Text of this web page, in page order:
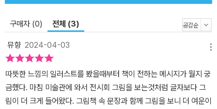
구매자 (0) 전체 (3)
뮤향2024-04-03
따뜻한 느낌의 일러스트를 봤을때부터 책이 전하는 메시지가 뭘지 궁
금했다. 마침 미술관에 와서 전시회 그림을 보는것처럼 글자보다 그
림이 더 크게 들어왔다. 그림책 속 문장과 함께 그림을 보니 더 여운이